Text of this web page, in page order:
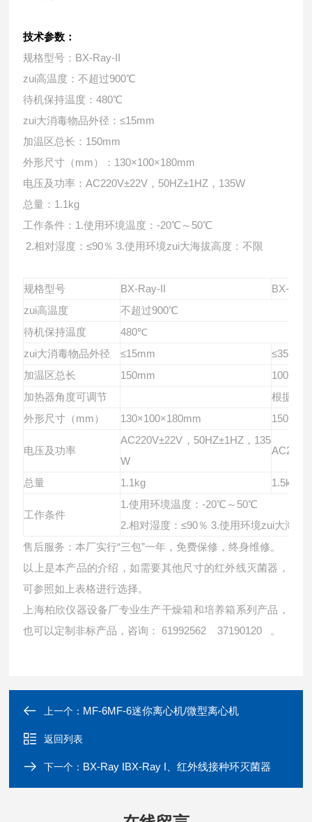
技术参数：
规格型号：BX-Ray-II
zui高温度：不超过900℃
待机保持温度：480℃
zui大消毒物品外径：≤15mm
加温区总长：150mm
外形尺寸（mm）：130×100×180mm
电压及功率：AC220V±22V，50HZ±1HZ，135W
总量：1.1kg
工作条件：1.使用环境温度：-20℃～50℃
2.相对湿度：≤90％ 3.使用环境zui大海拔高度：不限
规格型号 BX-Ray-II
BX-
zui高温度
不超过900℃
待机保持温度
480℃
zui大消毒物品外径
≤15mm
≤35mm
加温区总长
150mm
100mm
加热器角度可调节
根据使
外形尺寸（mm）
130×100×180mm 150
电压及功率
AC220V±22V，50HZ±1HZ，135
W
AC220V
总量 1.1kg 1.5kg
工作条件
1.使用环境温度：-20℃～50℃
2.相对湿度：≤90％ 3.使用环境zui大海拔
售后服务：本厂实行“三包”一年，免费保修，终身维修。
以上是本产品的介绍，如需要其他尺寸的红外线灭菌器，
可参照如上表格进行选择。
上海柏欣仪器设备厂专业生产干燥箱和培养箱系列产品，
也可以定制非标产品，咨询： 61992562 37190120 。
上一个： MF-6MF-6迷你离心机/微型离心机
返回列表
下一个： BX-Ray IBX-Ray I、红外线接种环灭菌器